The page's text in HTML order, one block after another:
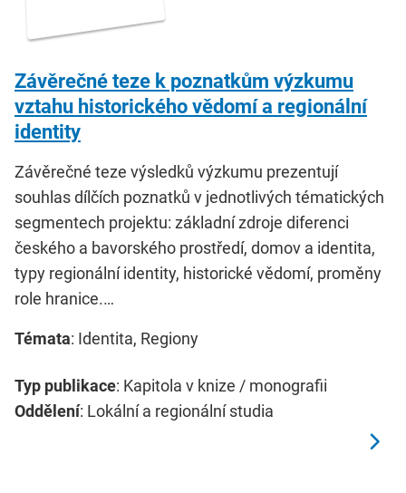
Závěrečné teze k poznatkům výzkumu
vztahu historického vědomí a regionální
identity
Závěrečné teze výsledků výzkumu prezentují
souhlas dílčích poznatků v jednotlivých tématických
segmentech projektu: základní zdroje diferenci
českého a bavorského prostředí, domov a identita,
typy regionální identity, historické vědomí, proměny
role hranice.…
Témata: Identita, Regiony
Typ publikace: Kapitola v knize / monografii
Oddělení: Lokální a regionální studia